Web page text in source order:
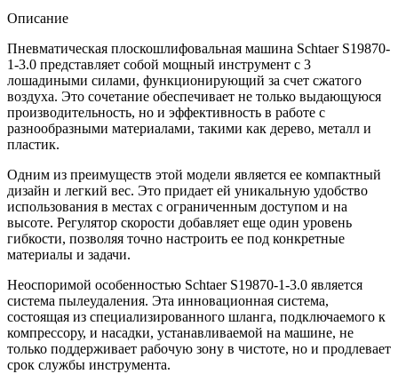
Описание
Пневматическая плоскошлифовальная машина Schtaer S19870-
1-3.0 представляет собой мощный инструмент с 3
лошадиными силами, функционирующий за счет сжатого
воздуха. Это сочетание обеспечивает не только выдающуюся
производительность, но и эффективность в работе с
разнообразными материалами, такими как дерево, металл и
пластик.
Одним из преимуществ этой модели является ее компактный
дизайн и легкий вес. Это придает ей уникальную удобство
использования в местах с ограниченным доступом и на
высоте. Регулятор скорости добавляет еще один уровень
гибкости, позволяя точно настроить ее под конкретные
материалы и задачи.
Неоспоримой особенностью Schtaer S19870-1-3.0 является
система пылеудаления. Эта инновационная система,
состоящая из специализированного шланга, подключаемого к
компрессору, и насадки, устанавливаемой на машине, не
только поддерживает рабочую зону в чистоте, но и продлевает
срок службы инструмента.